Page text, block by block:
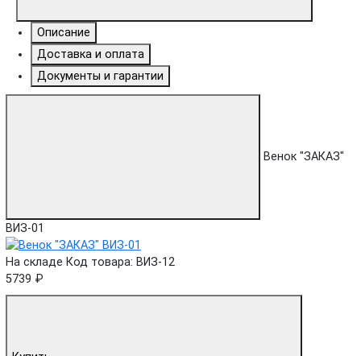
Описание
Доставка и оплата
Документы и гарантии
Венок "ЗАКАЗ"
ВИЗ-01
На складе Код товара: ВИЗ-12
5739 ₽